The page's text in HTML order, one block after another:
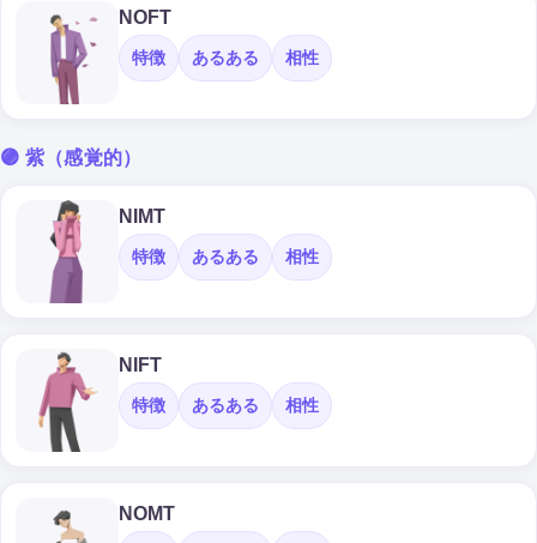
NOFT
特徴 あるある 相性
🟣 紫（感覚的）
NIMT
特徴 あるある 相性
NIFT
特徴 あるある 相性
NOMT